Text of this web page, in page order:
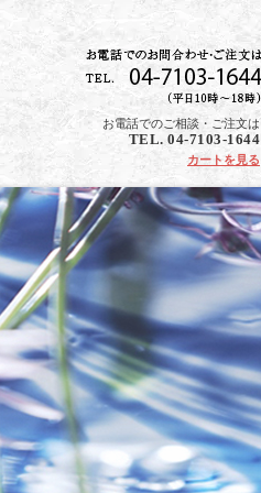
お電話でのご相談・ご注文は
TEL. 04-7103-1644
カートを見る